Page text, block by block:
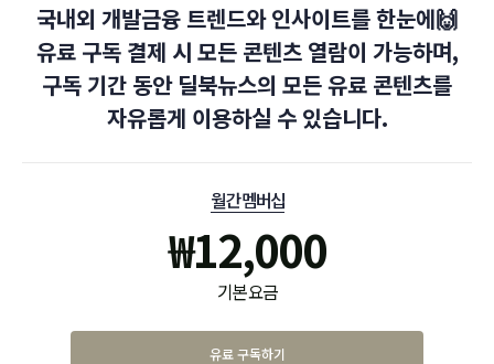
국내외 개발금융 트렌드와 인사이트를 한눈에🙌
유료 구독 결제 시 모든 콘텐츠 열람이 가능하며,
구독 기간 동안 딜북뉴스의 모든 유료 콘텐츠를
자유롭게 이용하실 수 있습니다.
월간 멤버십
₩12,000
기본 요금
유료 구독하기